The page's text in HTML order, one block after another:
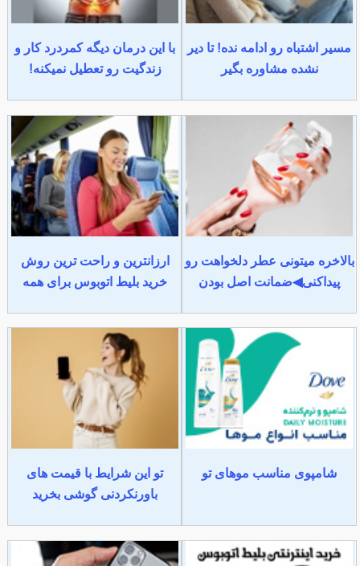
مسیر اشتباه رو ادامه نده! تا دیر
نشده مشاوره بگیر
با این درمان دیگه کمردرد کار و
زندگیت رو تعطیل نمیکنه!
بالاخره میتونی عطر دلخواهت رو
پیداکنی◀ضمانت اصل بودن
ارزانترین و راحت ترین روش
خرید بلیط اتوبوس برای همه
شامپوی مناسب موهای تو
تو این شرایط با قیمت های
باورنکردنی گوشی بخرید